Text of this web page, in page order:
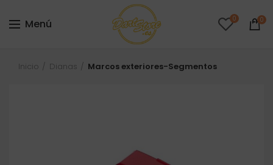
Menú 0 0
Inicio Dianas Marcos exteriores-Segmentos